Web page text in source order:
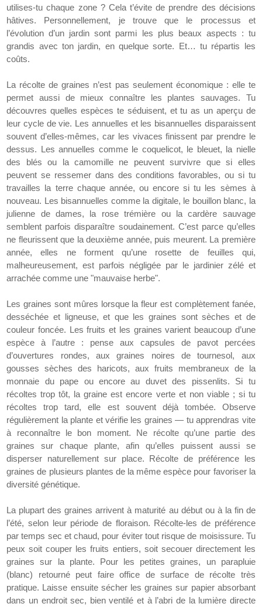
utilises-tu chaque zone ? Cela t’évite de prendre des décisions
hâtives. Personnellement, je trouve que le processus et
l’évolution d’un jardin sont parmi les plus beaux aspects : tu
grandis avec ton jardin, en quelque sorte. Et… tu répartis les
coûts.
La récolte de graines n’est pas seulement économique : elle te
permet aussi de mieux connaître les plantes sauvages. Tu
découvres quelles espèces te séduisent, et tu as un aperçu de
leur cycle de vie. Les annuelles et les bisannuelles disparaissent
souvent d’elles-mêmes, car les vivaces finissent par prendre le
dessus. Les annuelles comme le coquelicot, le bleuet, la nielle
des blés ou la camomille ne peuvent survivre que si elles
peuvent se ressemer dans des conditions favorables, ou si tu
travailles la terre chaque année, ou encore si tu les sèmes à
nouveau. Les bisannuelles comme la digitale, le bouillon blanc, la
julienne de dames, la rose trémière ou la cardère sauvage
semblent parfois disparaître soudainement. C’est parce qu’elles
ne fleurissent que la deuxième année, puis meurent. La première
année, elles ne forment qu’une rosette de feuilles qui,
malheureusement, est parfois négligée par le jardinier zélé et
arrachée comme une "mauvaise herbe".
Les graines sont mûres lorsque la fleur est complètement fanée,
desséchée et ligneuse, et que les graines sont sèches et de
couleur foncée. Les fruits et les graines varient beaucoup d’une
espèce à l’autre : pense aux capsules de pavot percées
d’ouvertures rondes, aux graines noires de tournesol, aux
gousses sèches des haricots, aux fruits membraneux de la
monnaie du pape ou encore au duvet des pissenlits. Si tu
récoltes trop tôt, la graine est encore verte et non viable ; si tu
récoltes trop tard, elle est souvent déjà tombée. Observe
régulièrement la plante et vérifie les graines — tu apprendras vite
à reconnaître le bon moment. Ne récolte qu’une partie des
graines sur chaque plante, afin qu’elles puissent aussi se
disperser naturellement sur place. Récolte de préférence les
graines de plusieurs plantes de la même espèce pour favoriser la
diversité génétique.
La plupart des graines arrivent à maturité au début ou à la fin de
l’été, selon leur période de floraison. Récolte-les de préférence
par temps sec et chaud, pour éviter tout risque de moisissure. Tu
peux soit couper les fruits entiers, soit secouer directement les
graines sur la plante. Pour les petites graines, un parapluie
(blanc) retourné peut faire office de surface de récolte très
pratique. Laisse ensuite sécher les graines sur papier absorbant
dans un endroit sec, bien ventilé et à l’abri de la lumière directe